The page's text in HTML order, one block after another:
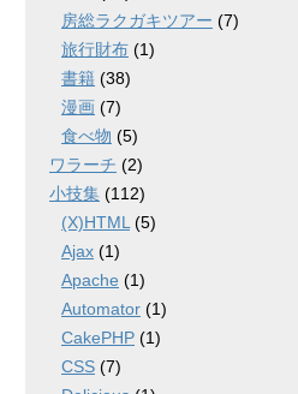
房総ラクガキツアー (7)
旅行財布 (1)
書籍 (38)
漫画 (7)
食べ物 (5)
ワラーチ (2)
小技集 (112)
(X)HTML (5)
Ajax (1)
Apache (1)
Automator (1)
CakePHP (1)
CSS (7)